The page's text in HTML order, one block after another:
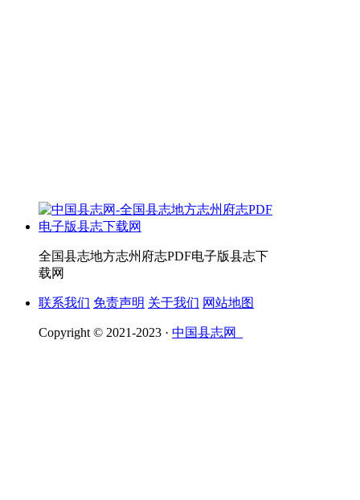
全国县志地方志州府志PDF电子版县志下
载网
联系我们 免责声明 关于我们 网站地图
Copyright © 2021-2023 · 中国县志网